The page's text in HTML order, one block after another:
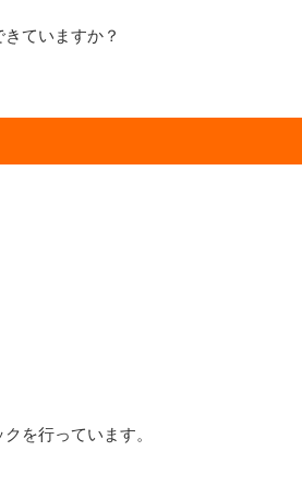
ていますか？
を行っています。